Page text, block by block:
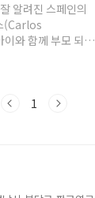
알려진 스페인의
(Carlos
와 함께 부모 되기
에서 유아
이야기합니다. 그
때부터 그들은 지
1